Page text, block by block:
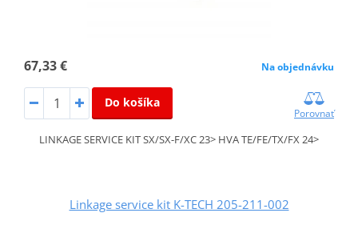
67,33 € Na objednávku
Do košíka
Porovnať
LINKAGE SERVICE KIT SX/SX-F/XC 23> HVA TE/FE/TX/FX 24>
Linkage service kit K-TECH 205-211-002